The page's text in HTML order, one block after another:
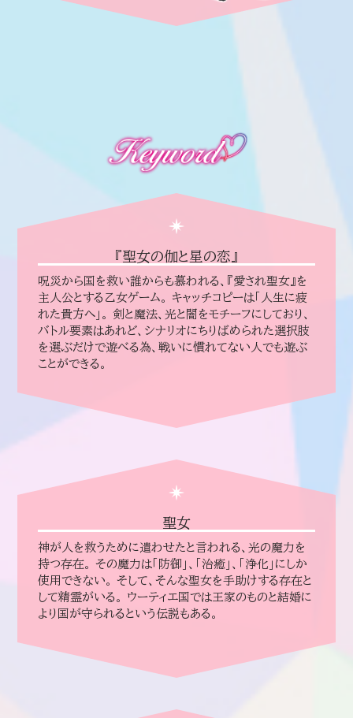
『聖女の伽と星の恋』
呪災から国を救い誰からも慕われる、『愛され聖女』を
主人公とする乙女ゲーム。 キャッチコピーは「人生に疲
れた貴方へ」。 剣と魔法、光と闇をモチーフにしており、
バトル要素はあれど、シナリオにちりばめられた選択肢
を選ぶだけで遊べる為、戦いに慣れてない人でも遊ぶ
ことができる。
聖女
神が人を救うために遣わせたと言われる、光の魔力を
持つ存在。 その魔力は「防御」、「治癒」、「浄化」にしか
使用できない。 そして、そんな聖女を手助けする存在と
して精霊がいる。 ウーティエ国では王家のものと結婚に
より国が守られるという伝説もある。